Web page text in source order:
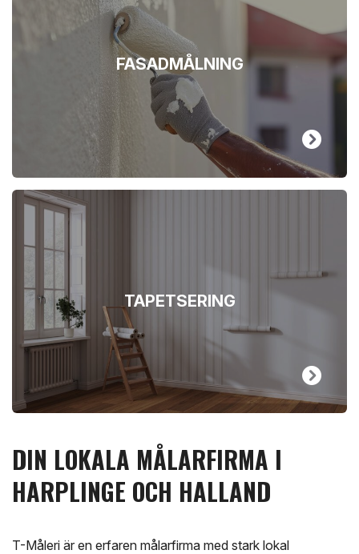
FASADMÅLNING
TAPETSERING
DIN LOKALA MÅLARFIRMA I
HARPLINGE OCH HALLAND
T-Måleri är en erfaren målarfirma med stark lokal